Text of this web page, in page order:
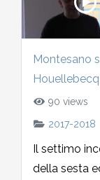
Montesano
Houellebecq
90 views
2017-2018
Il settimo
della sesta
2008-2009
2005-2006
2004-2005